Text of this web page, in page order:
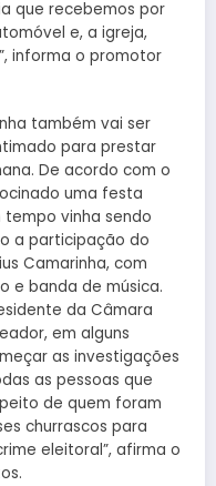
que recebemos por
e, a igreja,
informa o promotor
também vai ser
para prestar
De acordo com o
uma festa
tempo vinha sendo
a participação do
Camarinha, com
e banda de música.
da Câmara
em alguns
as investigações
as pessoas que
de quem foram
churrascos para
eleitoral”, afirma o